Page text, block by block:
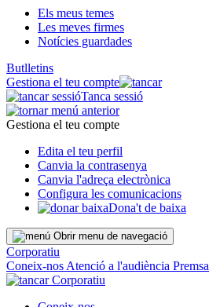
Els meus temes
Les meves firmes
Notícies guardades
Butlletins
Gestiona el teu compte
Tanca sessió
Gestiona el teu compte
Edita el teu perfil
Canvia la contrasenya
Canvia l'adreça electrònica
Configura les comunicacions
Dona't de baixa
Obrir menu de navegació
Corporatiu
Coneix-nos Atenció a l'audiència Premsa
Corporatiu